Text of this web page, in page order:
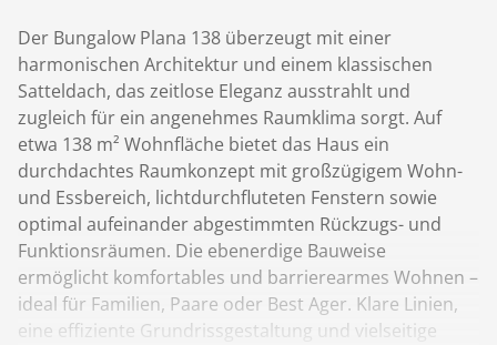
Der Bungalow Plana 138 überzeugt mit einer
harmonischen Architektur und einem klassischen
Satteldach, das zeitlose Eleganz ausstrahlt und
zugleich für ein angenehmes Raumklima sorgt. Auf
etwa 138 m² Wohnfläche bietet das Haus ein
durchdachtes Raumkonzept mit großzügigem Wohn-
und Essbereich, lichtdurchfluteten Fenstern sowie
optimal aufeinander abgestimmten Rückzugs- und
Funktionsräumen. Die ebenerdige Bauweise
ermöglicht komfortables und barrierearmes Wohnen –
ideal für Familien, Paare oder Best Ager. Klare Linien,
eine effiziente Grundrissgestaltung und vielseitige